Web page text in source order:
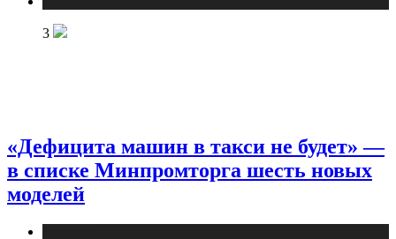
3
«Дефицита машин в такси не будет» —
в списке Минпромторга шесть новых
моделей